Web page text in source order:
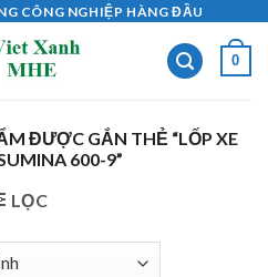
CÔNG NGHIỆP HÀNG ĐẦU
0
ĐƯỢC GẮN THẺ “LỐP XE
600-9”
LỌC